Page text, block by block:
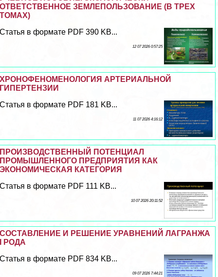
ОТВЕТСТВЕННОЕ ЗЕМЛЕПОЛЬЗОВАНИЕ (В ТРЕХ
ТОМАХ)
Статья в формате PDF 390 KB...
12 07 2026 0:57:25
ХРОНОФЕНОМЕНОЛОГИЯ АРТЕРИАЛЬНОЙ
ГИПЕРТЕНЗИИ
Статья в формате PDF 181 KB...
11 07 2026 4:16:12
ПРОИЗВОДСТВЕННЫЙ ПОТЕНЦИАЛ
ПРОМЫШЛЕННОГО ПРЕДПРИЯТИЯ КАК
ЭКОНОМИЧЕСКАЯ КАТЕГОРИЯ
Статья в формате PDF 111 KB...
10 07 2026 20:11:52
СОСТАВЛЕНИЕ И РЕШЕНИЕ УРАВНЕНИЙ ЛАГРАНЖА
I РОДА
Статья в формате PDF 834 KB...
09 07 2026 7:44:21